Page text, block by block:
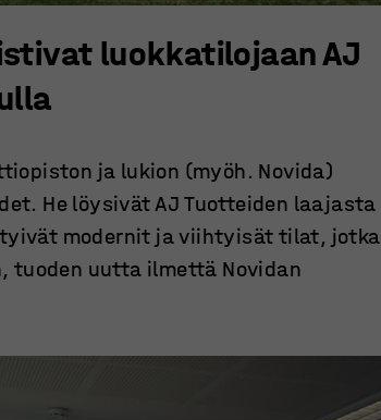
luokkatilojaan AJ
ja lukion (myöh. Novida)
He löysivät AJ Tuotteiden laajasta
modernit ja viihtyisät tilat, jotka
tuoden uutta ilmettä Novidan